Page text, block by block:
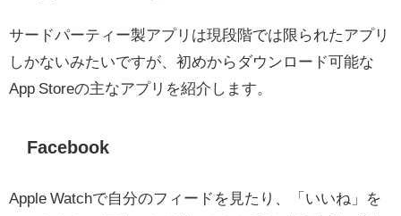
サードパーティー製アプリは現段階では限られたアプリ
しかないみたいですが、初めからダウンロード可能な
App Storeの主なアプリを紹介します。
Facebook
Apple Watchで自分のフィードを見たり、「いいね」を